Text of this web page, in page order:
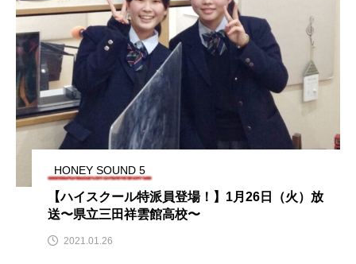
とくとくトーク とっておきシネマ
なきごえバス にげてさがして
はたらくおやさい バナナもいるよ！ ばらぐみ
ぱかっ ひとつの机、ふたつの制服
ひろかわさえこ ぴぽん
ふじ幼稚園 ふたりの魔女
HONEY SOUND 5
【ハイスクール特派員登場！】1月26日（火）放
送〜県立三田祥雲館高校〜
2021.01.26